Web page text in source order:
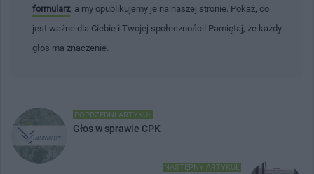
formularz , a my opublikujemy je na naszej stronie. Pokaż, co
jest ważne dla Ciebie i Twojej społeczności! Pamiętaj, że każdy
głos ma znaczenie.
POPRZEDNI ARTYKUŁ
Głos w sprawie CPK
NASTĘPNY ARTYKUŁ